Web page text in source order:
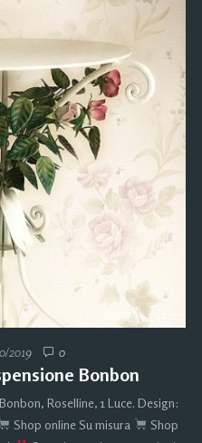
2019 0
Bonbon
Roselline, 1 Luce. Design:
Shop online Su misura
Shop